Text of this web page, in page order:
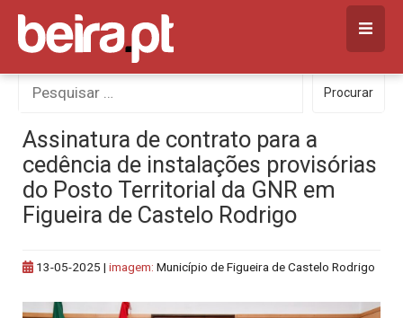
Skip
content
Procurar
por:
Procurar
Assinatura de contrato para a
cedência de instalações provisórias
do Posto Territorial da GNR em
Figueira de Castelo Rodrigo
13-05-2025 | imagem: Município de Figueira de Castelo Rodrigo